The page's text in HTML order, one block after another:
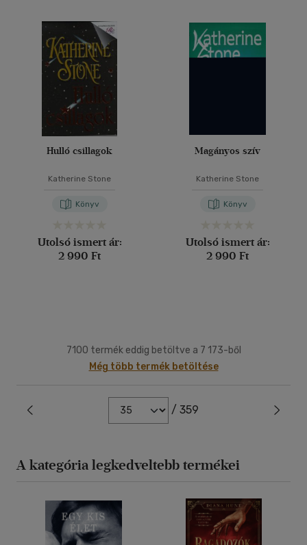
Hulló csillagok
Katherine Stone
Könyv
Utolsó ismert ár:
2 990 Ft
Magányos szív
Katherine Stone
Könyv
Utolsó ismert ár:
2 990 Ft
7100 termék eddig betöltve a 7 173-ből
Még több termék betöltése
/ 359
A kategória legkedveltebb termékei